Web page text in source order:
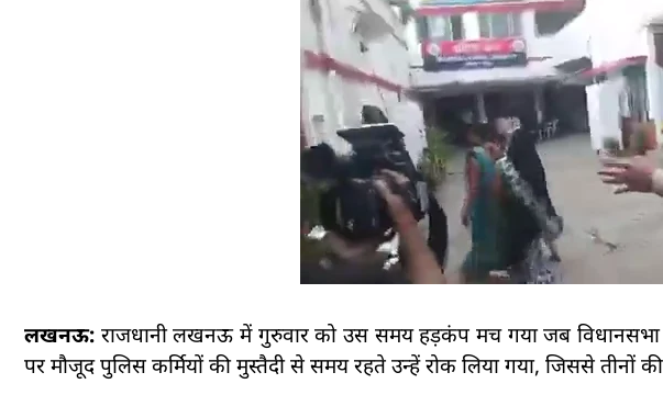
लखनऊ: राजधानी लखनऊ में गुरुवार को उस समय हड़कंप मच गया जब विधानसभा
पर मौजूद पुलिस कर्मियों की मुस्तैदी से समय रहते उन्हें रोक लिया गया, जिससे तीनों